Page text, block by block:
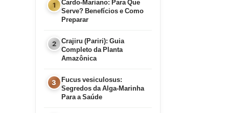
Cardo-Mariano: Para Que
Serve? Benefícios e Como
Preparar
Crajiru (Pariri): Guia
Completo da Planta
Amazônica
Fucus vesiculosus:
Segredos da Alga-Marinha
Para a Saúde